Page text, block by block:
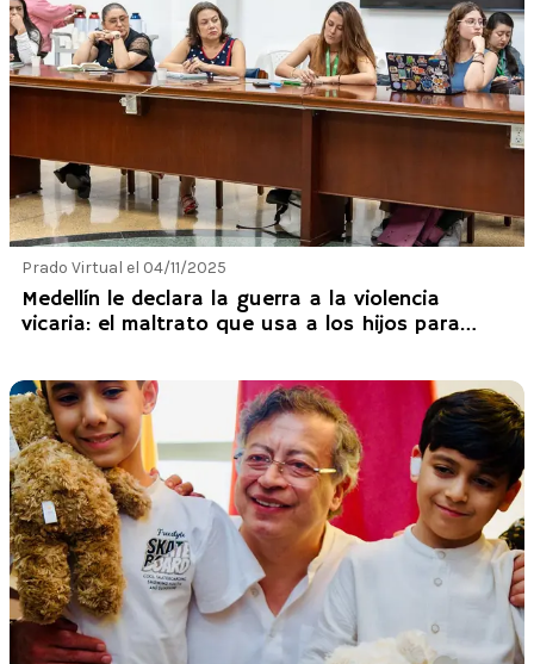
Prado Virtual el 04/11/2025
Medellín le declara la guerra a la violencia
vicaria: el maltrato que usa a los hijos para